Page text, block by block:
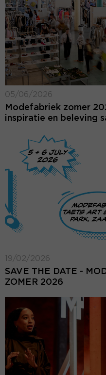
05/06/2026
Modefabriek zomer
inspiratie en beleving
19/02/2026
SAVE THE DATE -
ZOMER 2026